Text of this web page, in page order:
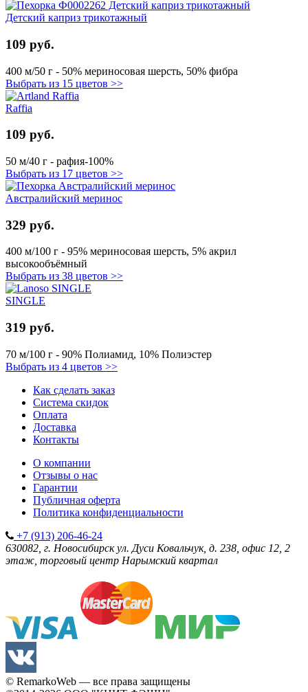
Детский каприз трикотажный
109 руб.
400 м/50 г - 50% мериносовая шерсть, 50% фибра
Выбрать из 15 цветов >>
Raffia
109 руб.
50 м/40 г - рафия-100%
Выбрать из 17 цветов >>
Австралийский меринос
329 руб.
400 м/100 г - 95% мериносовая шерсть, 5% акрил
высокообъёмный
Выбрать из 38 цветов >>
SINGLE
319 руб.
70 м/100 г - 90% Полиамид, 10% Полиэстер
Выбрать из 4 цветов >>
Как сделать заказ
Система скидок
Оплата
Доставка
Контакты
О компании
Отзывы о нас
Гарантии
Публичная оферта
Политика конфиденциальности
+7 (913) 206-46-24
630082, г. Новосибирск ул. Дуси Ковальчук, д. 238, офис 12, 2
этаж, торговый центр Нарымский квартал
© RemarkoWeb — все права защищены